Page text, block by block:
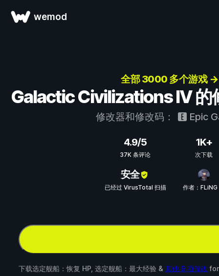
wemod
全部 3000 多个游戏 →
Galactic Civilizations IV 的
修改器和修改码： Epic
4.9/5
37K 条评论
1K+
次下载
安全
已经过 VirusTotal 扫描 作者：
下载选定舰船：恢复 HP, 选定舰船：最大经验 & 其他 9 项修改